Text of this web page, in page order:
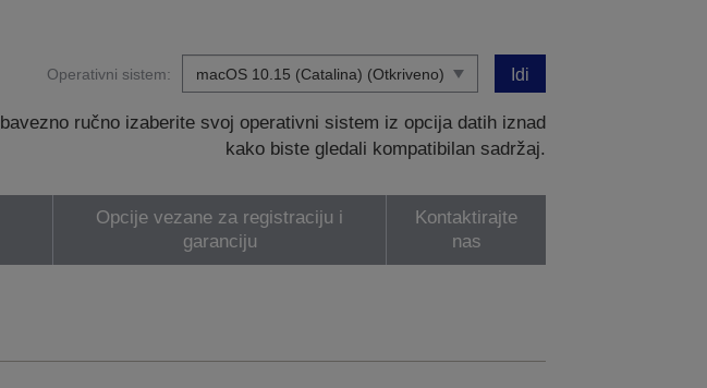
Operativni sistem: Idi
ručno izaberite svoj operativni sistem iz opcija datih iznad
kako biste gledali kompatibilan sadržaj.
Opcije vezane za registraciju i
garanciju
Kontaktirajte
nas